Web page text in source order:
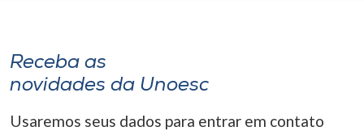
Receba as
novidades da Unoesc
Usaremos seus dados para entrar em contato